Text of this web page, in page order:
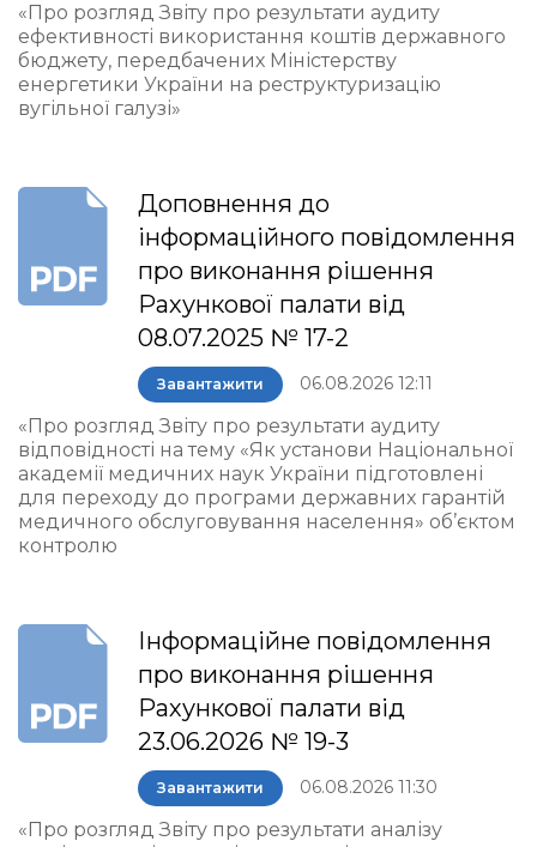
«Про розгляд Звіту про результати аудиту
ефективності використання коштів державного
бюджету, передбачених Міністерству
енергетики України на реструктуризацію
вугільної галузі»
Доповнення до
інформаційного повідомлення
про виконання рішення
Рахункової палати від
08.07.2025 № 17-2
Завантажити 06.08.2026 12:11
«Про розгляд Звіту про результати аудиту
відповідності на тему «Як установи Національної
академії медичних наук України підготовлені
для переходу до програми державних гарантій
медичного обслуговування населення» об’єктом
контролю
Інформаційне повідомлення
про виконання рішення
Рахункової палати від
23.06.2026 № 19-3
Завантажити 06.08.2026 11:30
«Про розгляд Звіту про результати аналізу